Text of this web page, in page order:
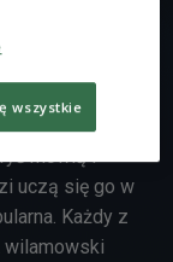
800 lat temu
mówią i
uczą się go w
Każdy z
wilamowski
wszystkie